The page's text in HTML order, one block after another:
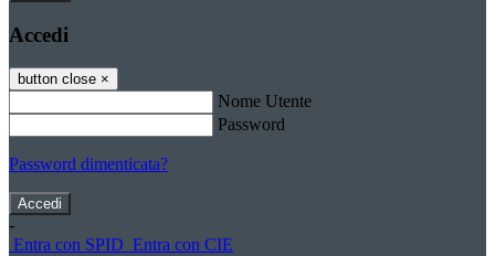
Accedi
button close ×
Nome Utente
Password
Password dimenticata?
-
Entra con SPID Entra con CIE